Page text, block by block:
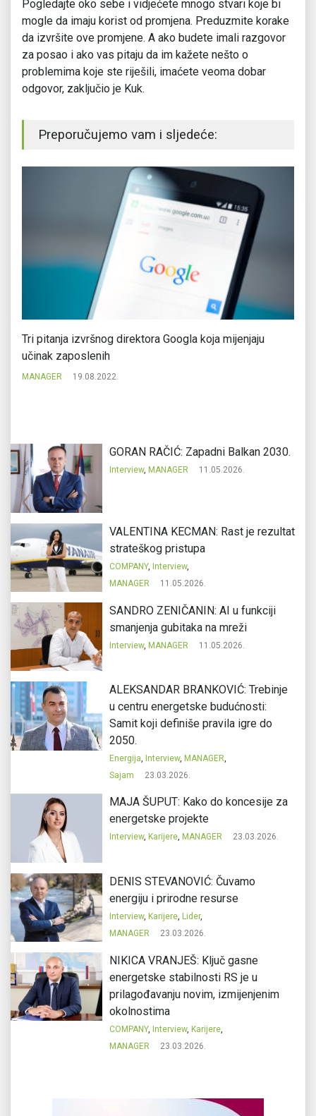
Pogledajte oko sebe i vidjećete mnogo stvari koje bi
mogle da imaju korist od promjena. Preduzmite korake
da izvršite ove promjene. A ako budete imali razgovor
za posao i ako vas pitaju da im kažete nešto o
problemima koje ste riješili, imaćete veoma dobar
odgovor, zaključio je Kuk.
Preporučujemo vam i sljedeće:
Tri pitanja izvršnog direktora Googla koja mijenjaju
učinak zaposlenih
MANAGER 19.08.2022.
GORAN RAČIĆ: Zapadni Balkan 2030.
Interview, MANAGER 11.05.2026.
VALENTINA KECMAN: Rast je rezultat
strateškog pristupa
COMPANY, Interview,
MANAGER
11.05.2026.
SANDRO ZENIČANIN: AI u funkciji
smanjenja gubitaka na mreži
Interview, MANAGER 11.05.2026.
ALEKSANDAR BRANKOVIĆ: Trebinje
u centru energetske budućnosti:
Samit koji definiše pravila igre do
2050.
Energija, Interview, MANAGER,
Sajam
23.03.2026.
MAJA ŠUPUT: Kako do koncesije za
energetske projekte
Interview, Karijere, MANAGER 23.03.2026.
DENIS STEVANOVIĆ: Čuvamo
energiju i prirodne resurse
Interview, Karijere, Lider,
MANAGER
23.03.2026.
NIKICA VRANJEŠ: Ključ gasne
energetske stabilnosti RS je u
prilagođavanju novim, izmijenjenim
okolnostima
COMPANY, Interview, Karijere,
MANAGER
23.03.2026.